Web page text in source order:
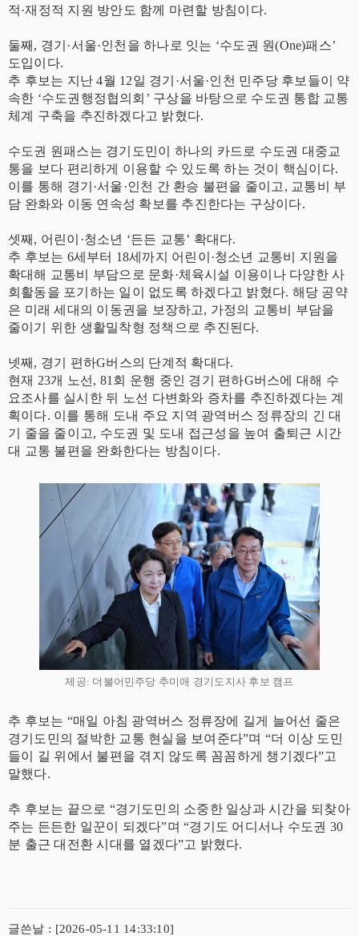
적·재정적 지원 방안도 함께 마련할 방침이다.
둘째, 경기·서울·인천을 하나로 잇는 ‘수도권 원(One)패스’
도입이다.
추 후보는 지난 4월 12일 경기·서울·인천 민주당 후보들이 약
속한 ‘수도권행정협의회’ 구상을 바탕으로 수도권 통합 교통
체계 구축을 추진하겠다고 밝혔다.
수도권 원패스는 경기도민이 하나의 카드로 수도권 대중교
통을 보다 편리하게 이용할 수 있도록 하는 것이 핵심이다.
이를 통해 경기·서울·인천 간 환승 불편을 줄이고, 교통비 부
담 완화와 이동 연속성 확보를 추진한다는 구상이다.
셋째, 어린이·청소년 ‘든든 교통’ 확대다.
추 후보는 6세부터 18세까지 어린이·청소년 교통비 지원을
확대해 교통비 부담으로 문화·체육시설 이용이나 다양한 사
회활동을 포기하는 일이 없도록 하겠다고 밝혔다. 해당 공약
은 미래 세대의 이동권을 보장하고, 가정의 교통비 부담을
줄이기 위한 생활밀착형 정책으로 추진된다.
넷째, 경기 편하G버스의 단계적 확대다.
현재 23개 노선, 81회 운행 중인 경기 편하G버스에 대해 수
요조사를 실시한 뒤 노선 다변화와 증차를 추진하겠다는 계
획이다. 이를 통해 도내 주요 지역 광역버스 정류장의 긴 대
기 줄을 줄이고, 수도권 및 도내 접근성을 높여 출퇴근 시간
대 교통 불편을 완화한다는 방침이다.
제공: 더불어민주당 추미애 경기도지사 후보 캠프
추 후보는 “매일 아침 광역버스 정류장에 길게 늘어선 줄은
경기도민의 절박한 교통 현실을 보여준다”며 “더 이상 도민
들이 길 위에서 불편을 겪지 않도록 꼼꼼하게 챙기겠다”고
말했다.
추 후보는 끝으로 “경기도민의 소중한 일상과 시간을 되찾아
주는 든든한 일꾼이 되겠다”며 “경기도 어디서나 수도권 30
분 출근 대전환 시대를 열겠다”고 밝혔다.
글쓴날 : [2026-05-11 14:33:10]